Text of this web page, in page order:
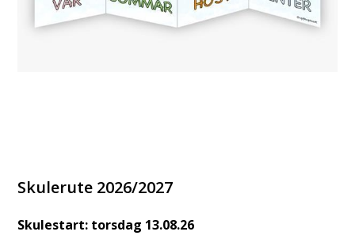
Skulerute 2026/2027
Skulestart: torsdag 13.08.26